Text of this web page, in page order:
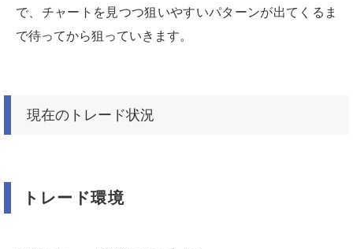
で、チャートを見つつ狙いやすいパターンが出てくるま
で待ってから狙っていきます。
現在のトレード状況
トレード環境